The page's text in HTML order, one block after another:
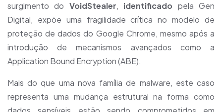
surgimento do VoidStealer, identificado pela Gen
Digital, expõe uma fragilidade crítica no modelo de
proteção de dados do Google Chrome, mesmo após a
introdução de mecanismos avançados como a
Application Bound Encryption (ABE).
Mais do que uma nova família de malware, este caso
representa uma mudança estrutural na forma como